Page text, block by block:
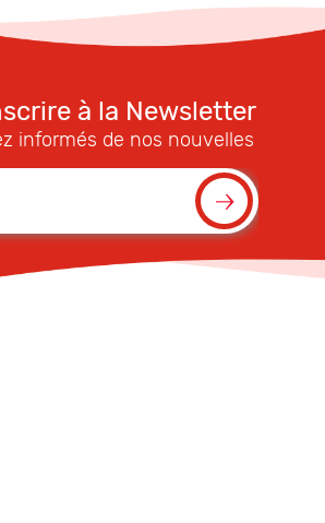
à la Newsletter
informés de nos nouvelles